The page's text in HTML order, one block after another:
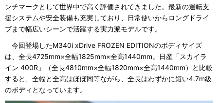
ンチマークとして世界中で高く評価されてきました。最新の運転支
援システムや安全装備も充実しており、日常使いからロングドライ
ブまで幅広いシーンで活躍する実力派モデルです。
今回登場したM340i xDrive FROZEN EDITIONのボディサイズ
は、全長4725mm×全幅1825mm×全高1440mm。日産「スカイラ
イン 400R」（全長4810mm×全幅1820mm×全高1440mm）と比較
すると、全幅と全高はほぼ同等ながら、全長はわずかに短い4.7m級
のボディとなっています。